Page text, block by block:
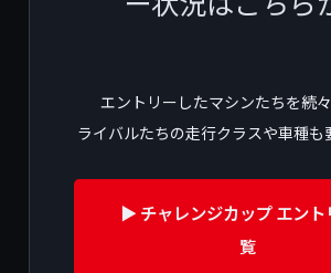
エントリーしたマシンたちを続々
ライバルたちの走行クラスや車種も
▶️ チャレンジカップ エント
覧